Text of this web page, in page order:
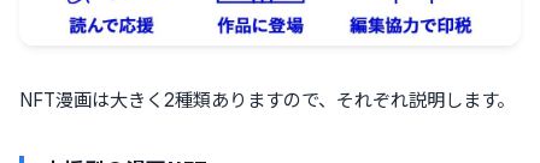
NFT漫画は大きく2種類ありますので、それぞれ説明します。